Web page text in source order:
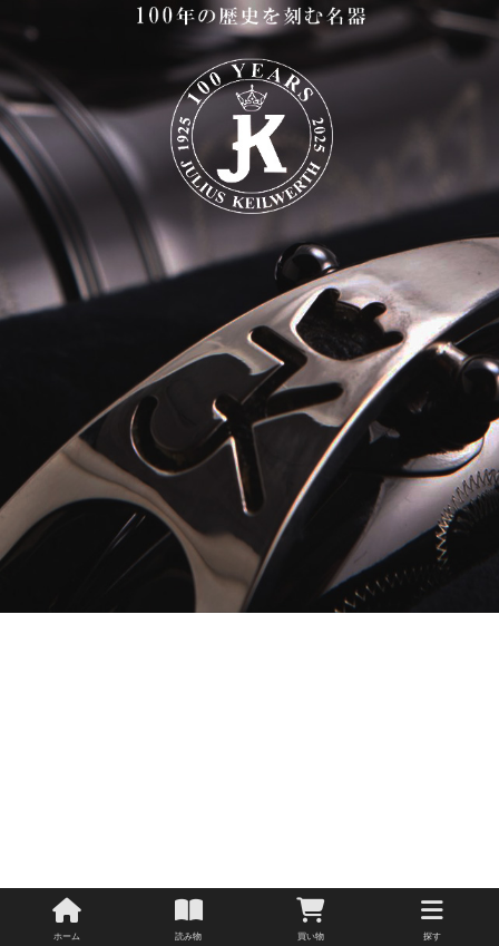
ホーム 読み物 買い物 探す